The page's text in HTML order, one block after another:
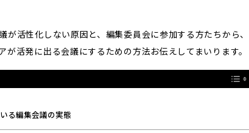
が活性化しない原因と、編集委員会に参加する方たちから、
が活発に出る会議にするための方法お伝えしてまいります。
る編集会議の実態